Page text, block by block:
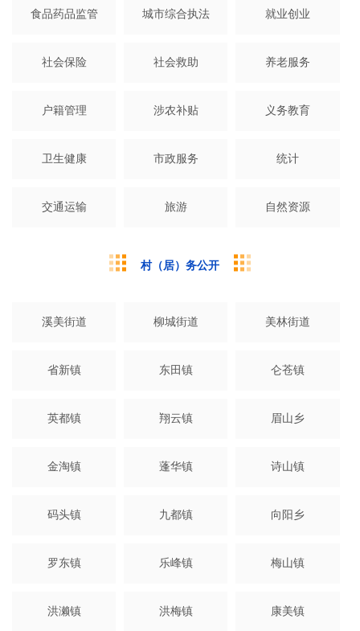
食品药品监管 城市综合执法 就业创业
社会保险 社会救助 养老服务
户籍管理 涉农补贴 义务教育
卫生健康 市政服务 统计
交通运输 旅游 自然资源
村（居）务公开
溪美街道 柳城街道 美林街道
省新镇 东田镇 仑苍镇
英都镇 翔云镇 眉山乡
金淘镇 蓬华镇 诗山镇
码头镇 九都镇 向阳乡
罗东镇 乐峰镇 梅山镇
洪濑镇 洪梅镇 康美镇